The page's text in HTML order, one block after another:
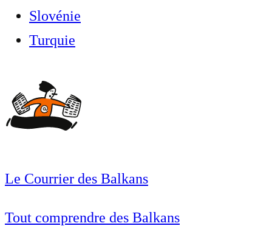
Slovénie
Turquie
Le Courrier des Balkans
Tout comprendre des Balkans